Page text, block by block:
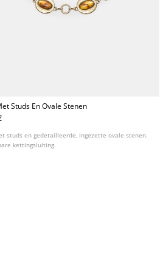
Studs En Ovale Stenen
studs en gedetailleerde, ingezette ovale stenen.
kettingsluiting.